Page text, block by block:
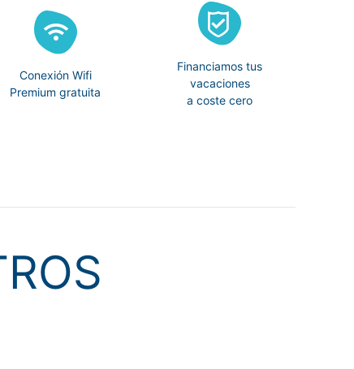
Conexión Wifi
Premium gratuita
Financiamos tus
vacaciones
a coste cero